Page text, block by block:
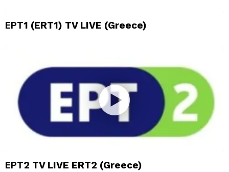
ΕΡΤ1 (ERT1) TV LIVE (Greece)
ΕΡΤ2 TV LIVE ERT2 (Greece)